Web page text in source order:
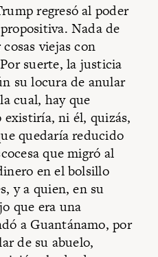
regresó al poder
Nada de
viejas con
suerte, la justicia
su locura de anular
cual, hay que
existiría, ni él, quizás,
quedaría reducido
que migró al
en el bolsillo
y a quien, en su
que era una
a Guantánamo, por
de su abuelo,